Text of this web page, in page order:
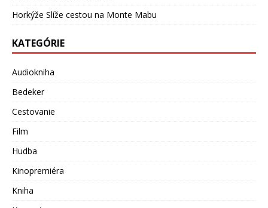
Horkýže Slíže cestou na Monte Mabu
KATEGÓRIE
Audiokniha
Bedeker
Cestovanie
Film
Hudba
Kinopremiéra
Kniha